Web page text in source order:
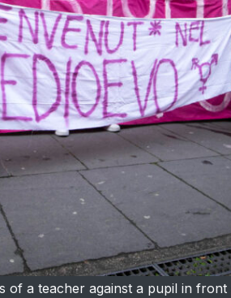
a teacher against a pupil in